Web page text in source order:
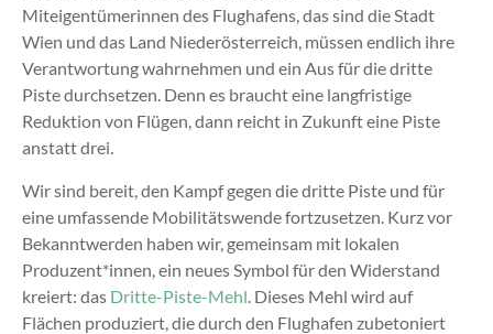
Miteigentümerinnen des Flughafens, das sind die Stadt
Wien und das Land Niederösterreich, müssen endlich ihre
Verantwortung wahrnehmen und ein Aus für die dritte
Piste durchsetzen. Denn es braucht eine langfristige
Reduktion von Flügen, dann reicht in Zukunft eine Piste
anstatt drei.
Wir sind bereit, den Kampf gegen die dritte Piste und für
eine umfassende Mobilitätswende fortzusetzen. Kurz vor
Bekanntwerden haben wir, gemeinsam mit lokalen
Produzent*innen, ein neues Symbol für den Widerstand
kreiert: das Dritte-Piste-Mehl. Dieses Mehl wird auf
Flächen produziert, die durch den Flughafen zubetoniert